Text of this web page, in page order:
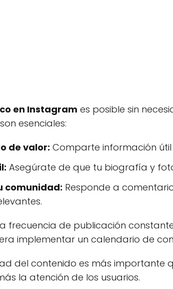
en Instagram es posible sin
esenciales:
de valor: Comparte información
Asegúrate de que tu biografía y
comunidad: Responde a
frecuencia de publicación
implementar un calendario de
del contenido es más importante
la atención de los usuarios.